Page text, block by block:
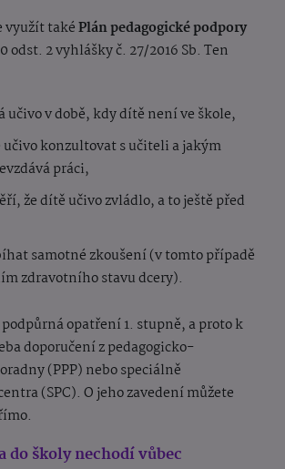
využít takéPlán pedagogické podpory
odst. 2 vyhlášky č. 27/2016 Sb. Ten
učivo v době, kdy dítě není ve škole,
učivo konzultovat s učiteli a jakým
práci,
že dítě učivo zvládlo, a to ještě před
samotné zkoušení (v tomto případě
zdravotního stavu dcery).
opatření 1. stupně, a proto k
doporučení z pedagogicko-
(PPP) nebo speciálně
(SPC). O jeho zavedení můžete
do školy nechodí vůbec